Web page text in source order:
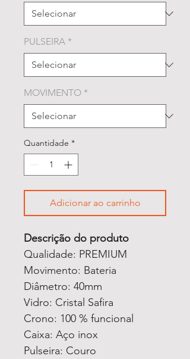
PULSEIRA *
MOVIMENTO *
Quantidade *
Adicionar ao carrinho
Descrição do produto
Qualidade: PREMIUM
Movimento: Bateria
Diâmetro: 40mm
Vidro: Cristal Safira
Crono: 100 % funcional
Caixa: Aço inox
Pulseira: Couro